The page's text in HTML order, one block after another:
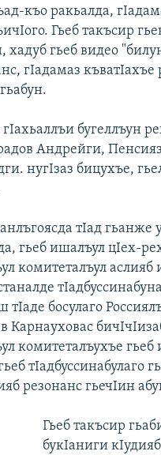
къо ракьалда,
Гьеб такъсир
хадуб гьеб видео
гIадамаз
гIахьаллъи бугеллъун
Андрейги,
нугIзаз бицухъе,
анлъгоясда тIад
гьеб ишалъул цIех-
комитеталъул
тIаде босулаго
Карнауховас
комитеталъухъе
тIадбуссинабулаго
резонанс гьечIин
Гьеб такъсир
букIаниги